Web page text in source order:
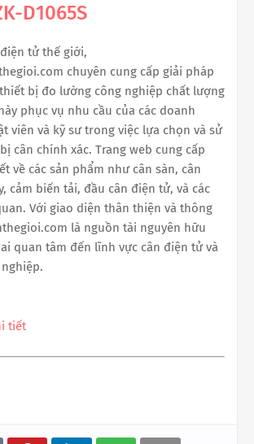
D1065S
tử thế giới,
chuyên cung cấp giải pháp
bị đo lường công nghiệp chất lượng
phục vụ nhu cầu của các doanh
viên và kỹ sư trong việc lựa chọn và sử
cân chính xác. Trang web cung cấp
về các sản phẩm như cân sàn, cân
cảm biến tải, đầu cân điện tử, và các
Với giao diện thân thiện và thông
là nguồn tài nguyên hữu
quan tâm đến lĩnh vực cân điện tử và
tiết